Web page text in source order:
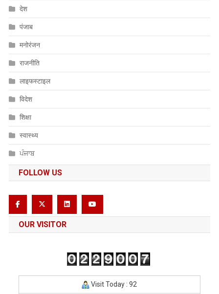
देश
पंजाब
मनोरंजन
राजनीति
लाइफस्टाइल
विदेश
शिक्षा
स्वास्थ्य
ਪੰਜਾਬ
FOLLOW US
OUR VISITOR
Visit Today : 92